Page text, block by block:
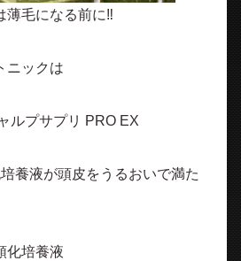
薄毛になる前に‼︎
ニックは
ルプサプリ PRO EX
養液が頭皮をうるおいで満た
化培養液